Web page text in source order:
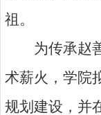
祖。
为传承赵
术薪火，学院
规划建设，并